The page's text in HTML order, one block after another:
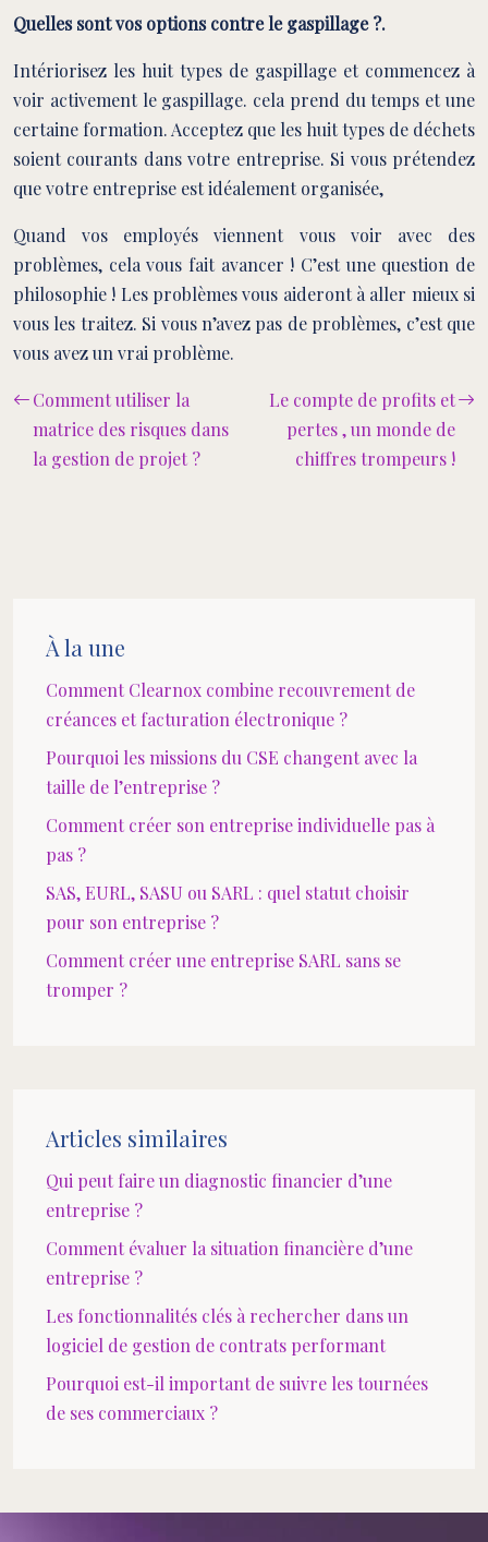
Quelles sont vos options contre le gaspillage ?.
Intériorisez les huit types de gaspillage et commencez à
voir activement le gaspillage. cela prend du temps et une
certaine formation. Acceptez que les huit types de déchets
soient courants dans votre entreprise. Si vous prétendez
que votre entreprise est idéalement organisée,
Quand vos employés viennent vous voir avec des
problèmes, cela vous fait avancer ! C’est une question de
philosophie ! Les problèmes vous aideront à aller mieux si
vous les traitez. Si vous n’avez pas de problèmes, c’est que
vous avez un vrai problème.
Comment utiliser la
matrice des risques dans
la gestion de projet ?
Le compte de profits et
pertes , un monde de
chiffres trompeurs !
À la une
Comment Clearnox combine recouvrement de
créances et facturation électronique ?
Pourquoi les missions du CSE changent avec la
taille de l’entreprise ?
Comment créer son entreprise individuelle pas à
pas ?
SAS, EURL, SASU ou SARL : quel statut choisir
pour son entreprise ?
Comment créer une entreprise SARL sans se
tromper ?
Articles similaires
Qui peut faire un diagnostic financier d’une
entreprise ?
Comment évaluer la situation financière d’une
entreprise ?
Les fonctionnalités clés à rechercher dans un
logiciel de gestion de contrats performant
Pourquoi est-il important de suivre les tournées
de ses commerciaux ?